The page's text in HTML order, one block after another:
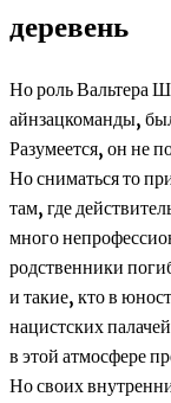
деревень
Но роль Вальтера
айнзацкоманды,
Разумеется, он не
Но сниматься то
там, где
много
родственники
и такие, кто в
нацистских
в этой атмосфере
Но своих